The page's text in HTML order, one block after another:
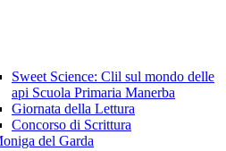
Sweet Science: Clil sul mondo delle
api Scuola Primaria Manerba
Giornata della Lettura
Concorso di Scrittura
del Garda